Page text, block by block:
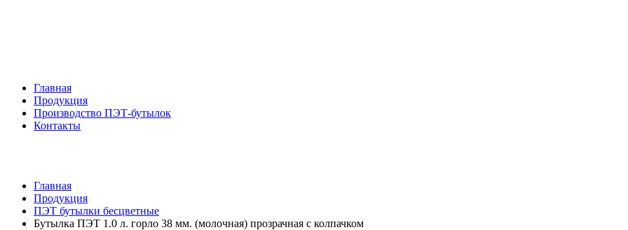
Главная
Продукция
Производство ПЭТ-бутылок
Контакты
Главная
Продукция
ПЭТ бутылки бесцветные
Бутылка ПЭТ 1.0 л. горло 38 мм. (молочная) прозрачная с колпачком